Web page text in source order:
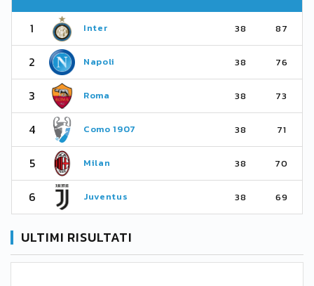
1 Inter 38 87
2 Napoli 38 76
3 Roma 38 73
4 Como 1907 38 71
5 Milan 38 70
6 Juventus 38 69
ULTIMI RISULTATI